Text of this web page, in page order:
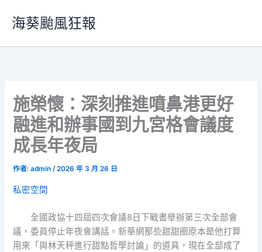
要
海葵颱風狂報
施榮懷：深刻推進噴鼻港更好
融進和辦事國到九宮格會議度
成長年夜局
作者:admin/2026 年 3 月 26 日
私密空間
全國政協十四屆四次會議8日下戰書舉辦第三次全部會
議，委員停止年夜會講話。新華網那些甜甜圈原本是他打算
用來「與林天秤進行甜點哲學討論」的道具，現在全部成了